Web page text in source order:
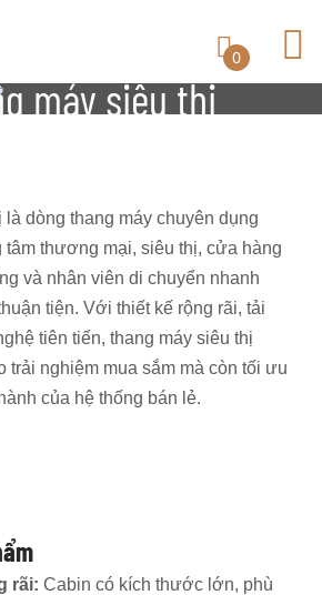
0
máy siêu thị
dòng thang máy chuyên dụng
tâm thương mại, siêu thị, cửa hàng
và nhân viên di chuyển nhanh
tiện. Với thiết kế rộng rãi, tải
tiên tiến, thang máy siêu thị
trải nghiệm mua sắm mà còn tối ưu
của hệ thống bán lẻ.
rãi: Cabin có kích thước lớn, phù